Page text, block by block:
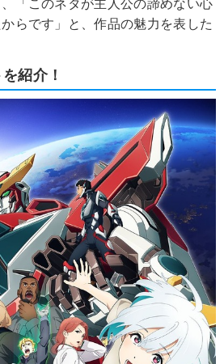
「このネタが主人公の諦めない心
らです」と、作品の魅力を表した
紹介！